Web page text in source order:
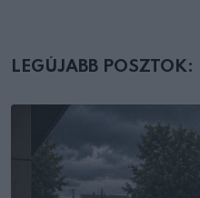
LEGÚJABB POSZTOK: